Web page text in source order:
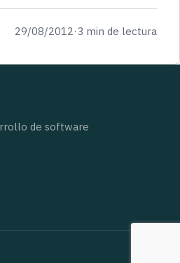
29/08/2012 ·3 min de lectura
de software